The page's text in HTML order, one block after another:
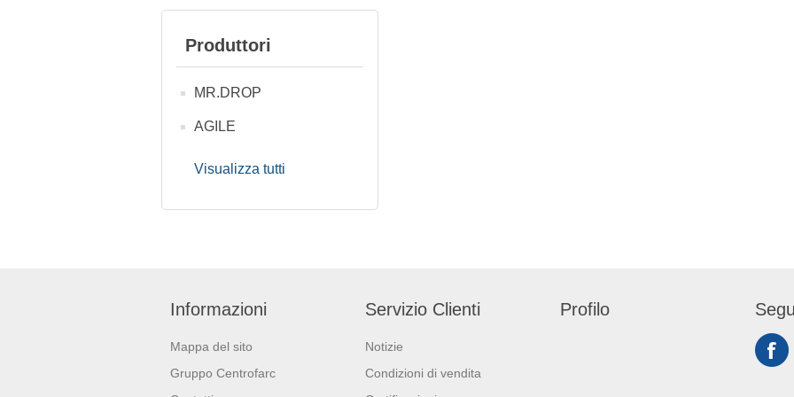
Produttori
MR.DROP
AGILE
Visualizza tutti
Informazioni
Mappa del sito
Gruppo Centrofarc
Servizio Clienti
Notizie
Condizioni di vendita
Profilo